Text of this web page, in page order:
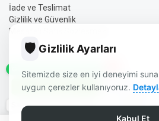
Saat 14:00'e Kadar Kargo
İade ve Teslimat
Gizlilik ve Güvenlik
Mesafeli Satış Sözleşmesi
AYLIN ELEKTRONIK BURDUR |
SISTEMLERI | ELEKTRONIK
TASARIM DIZAYN:
🛡️ Gizlilik Ayarları
Sitemizde size en iyi deneyimi
uygun çerezler kullanıyoruz.
Kabul Et